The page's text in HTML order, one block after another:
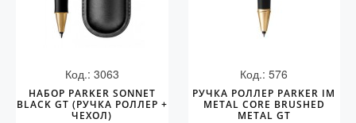
Код.: 3063
НАБОР PARKER SONNET
BLACK GT (РУЧКА РОЛЛЕР +
ЧЕХОЛ)
Код.: 576
РУЧКА РОЛЛЕР PARKER IM
METAL CORE BRUSHED
METAL GT